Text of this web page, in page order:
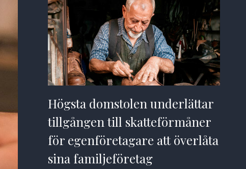
Högsta domstolen underlättar
tillgången till skatteförmåner
för egenföretagare att överlåta
sina familjeföretag